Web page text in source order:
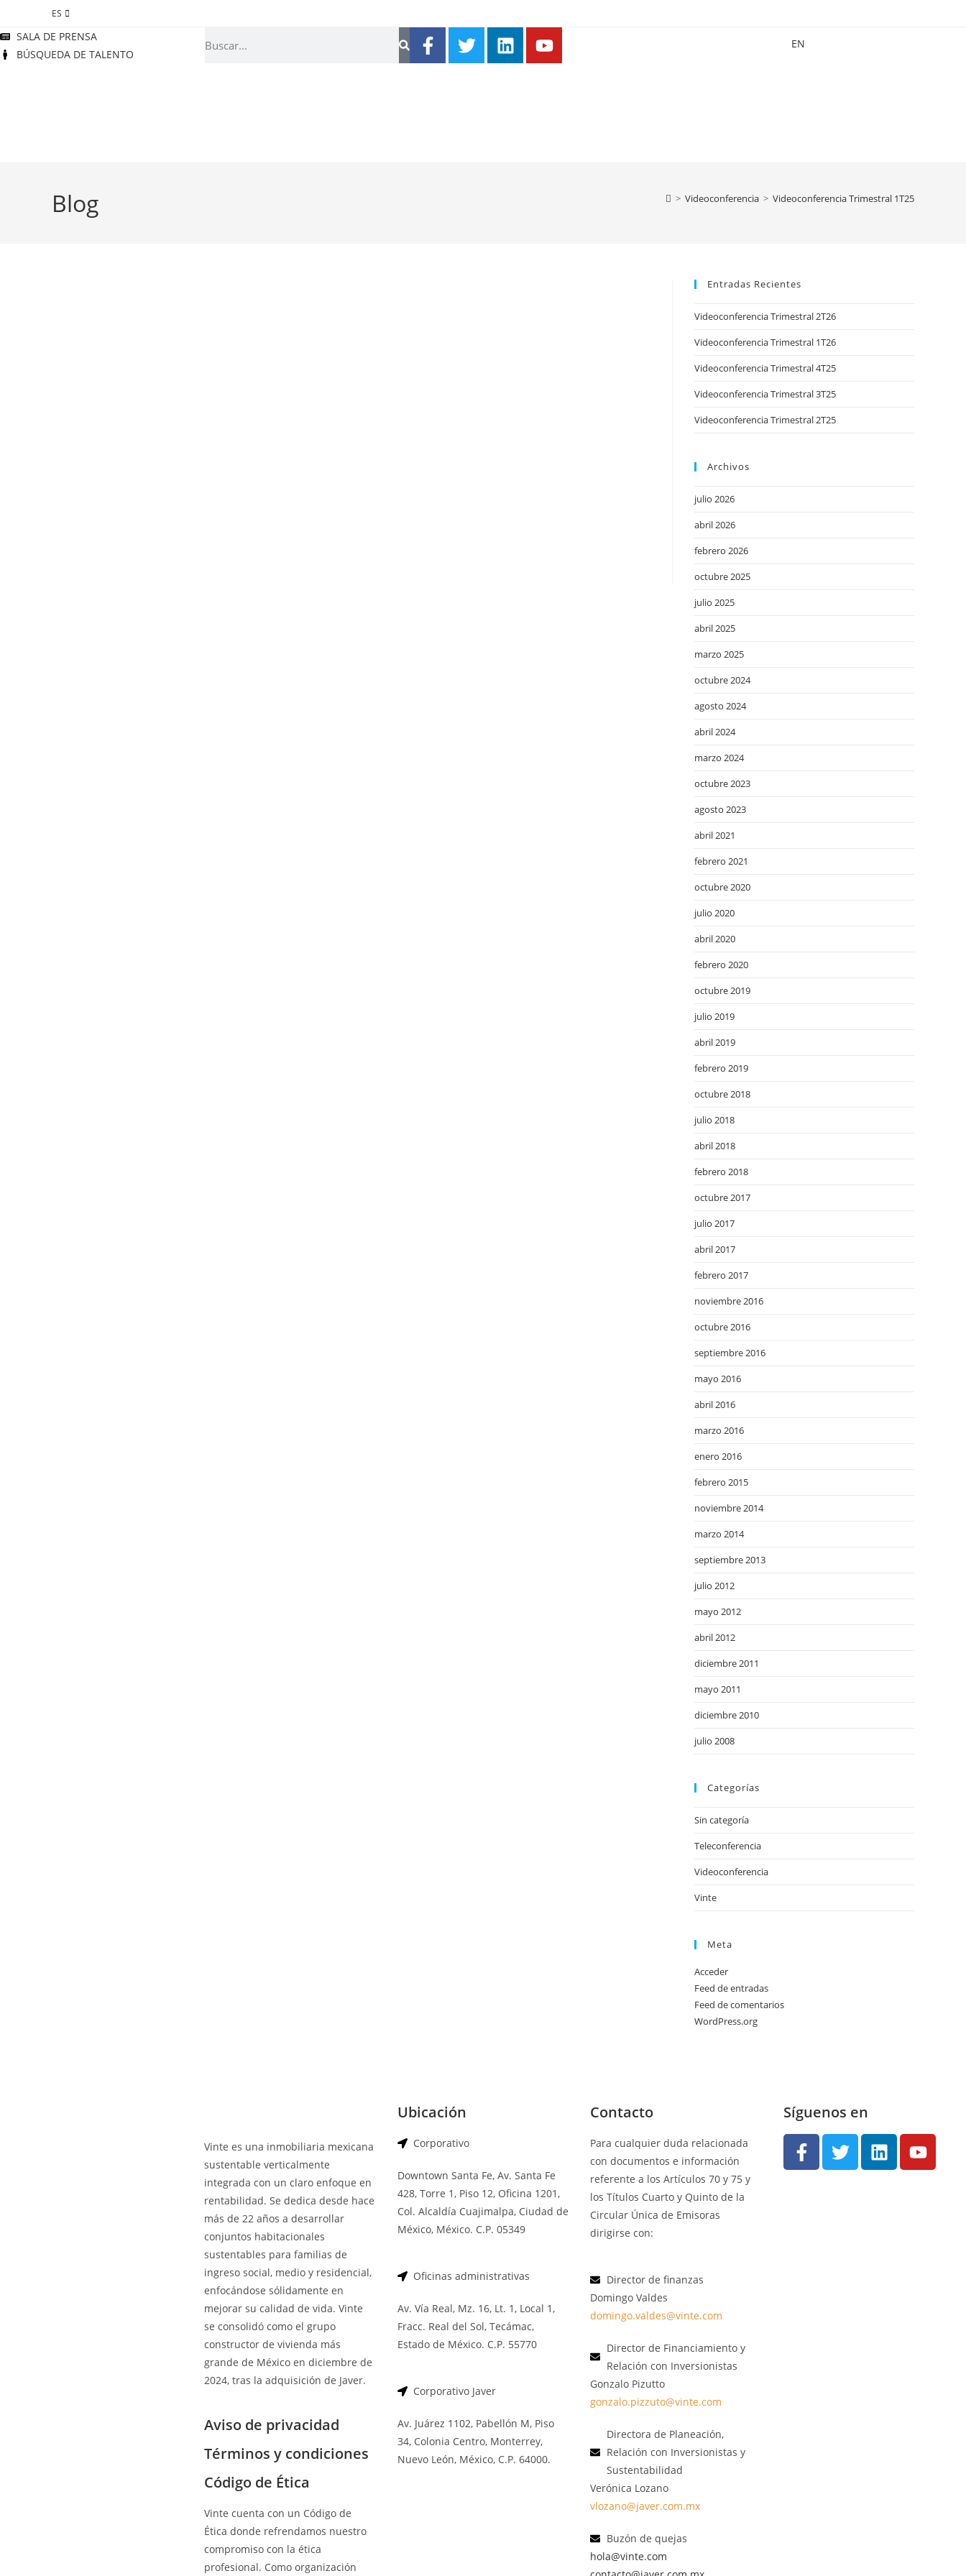
ES
SALA DE PRENSA
BÚSQUEDA DE TALENTO
EN
Blog > Videoconferencia > Videoconferencia Trimestral 1T25
Entradas Recientes
Videoconferencia Trimestral 2T26
Videoconferencia Trimestral 1T26
Videoconferencia Trimestral 4T25
Videoconferencia Trimestral 3T25
Videoconferencia Trimestral 2T25
Archivos
julio 2026
abril 2026
febrero 2026
octubre 2025
julio 2025
abril 2025
marzo 2025
octubre 2024
agosto 2024
abril 2024
marzo 2024
octubre 2023
agosto 2023
abril 2021
febrero 2021
octubre 2020
julio 2020
abril 2020
febrero 2020
octubre 2019
julio 2019
abril 2019
febrero 2019
octubre 2018
julio 2018
abril 2018
febrero 2018
octubre 2017
julio 2017
abril 2017
febrero 2017
noviembre 2016
octubre 2016
septiembre 2016
mayo 2016
abril 2016
marzo 2016
enero 2016
febrero 2015
noviembre 2014
marzo 2014
septiembre 2013
julio 2012
mayo 2012
abril 2012
diciembre 2011
mayo 2011
diciembre 2010
julio 2008
Categorías
Sin categoría
Teleconferencia
Videoconferencia
Vinte
Meta
Acceder
Feed de entradas
Feed de comentarios
WordPress.org
Vinte es una inmobiliaria mexicana
sustentable verticalmente
integrada con un claro enfoque en
rentabilidad. Se dedica desde hace
más de 22 años a desarrollar
conjuntos habitacionales
sustentables para familias de
ingreso social, medio y residencial,
enfocándose sólidamente en
mejorar su calidad de vida. Vinte
se consolidó como el grupo
constructor de vivienda más
grande de México en diciembre de
2024, tras la adquisición de Javer.
Aviso de privacidad
Términos y condiciones
Código de Ética
Vinte cuenta con un Código de
Ética donde refrendamos nuestro
compromiso con la ética
profesional. Como organización
Ubicación
Corporativo
Downtown Santa Fe, Av. Santa Fe
428, Torre 1, Piso 12, Oficina 1201,
Col. Alcaldía Cuajimalpa, Ciudad de
México, México. C.P. 05349
Oficinas administrativas
Av. Vía Real, Mz. 16, Lt. 1, Local 1,
Fracc. Real del Sol, Tecámac,
Estado de México. C.P. 55770
Corporativo Javer
Av. Juárez 1102, Pabellón M, Piso
34, Colonia Centro, Monterrey,
Nuevo León, México, C.P. 64000.
Contacto
Para cualquier duda relacionada
con documentos e información
referente a los Artículos 70 y 75 y
los Títulos Cuarto y Quinto de la
Circular Única de Emisoras
dirigirse con:
Director de finanzas
Domingo Valdes
domingo.valdes@vinte.com
Director de Financiamiento y
Relación con Inversionistas
Gonzalo Pizutto
gonzalo.pizzuto@vinte.com
Directora de Planeación,
Relación con Inversionistas y
Sustentabilidad
Verónica Lozano
vlozano@javer.com.mx
Buzón de quejas
hola@vinte.com
Síguenos en